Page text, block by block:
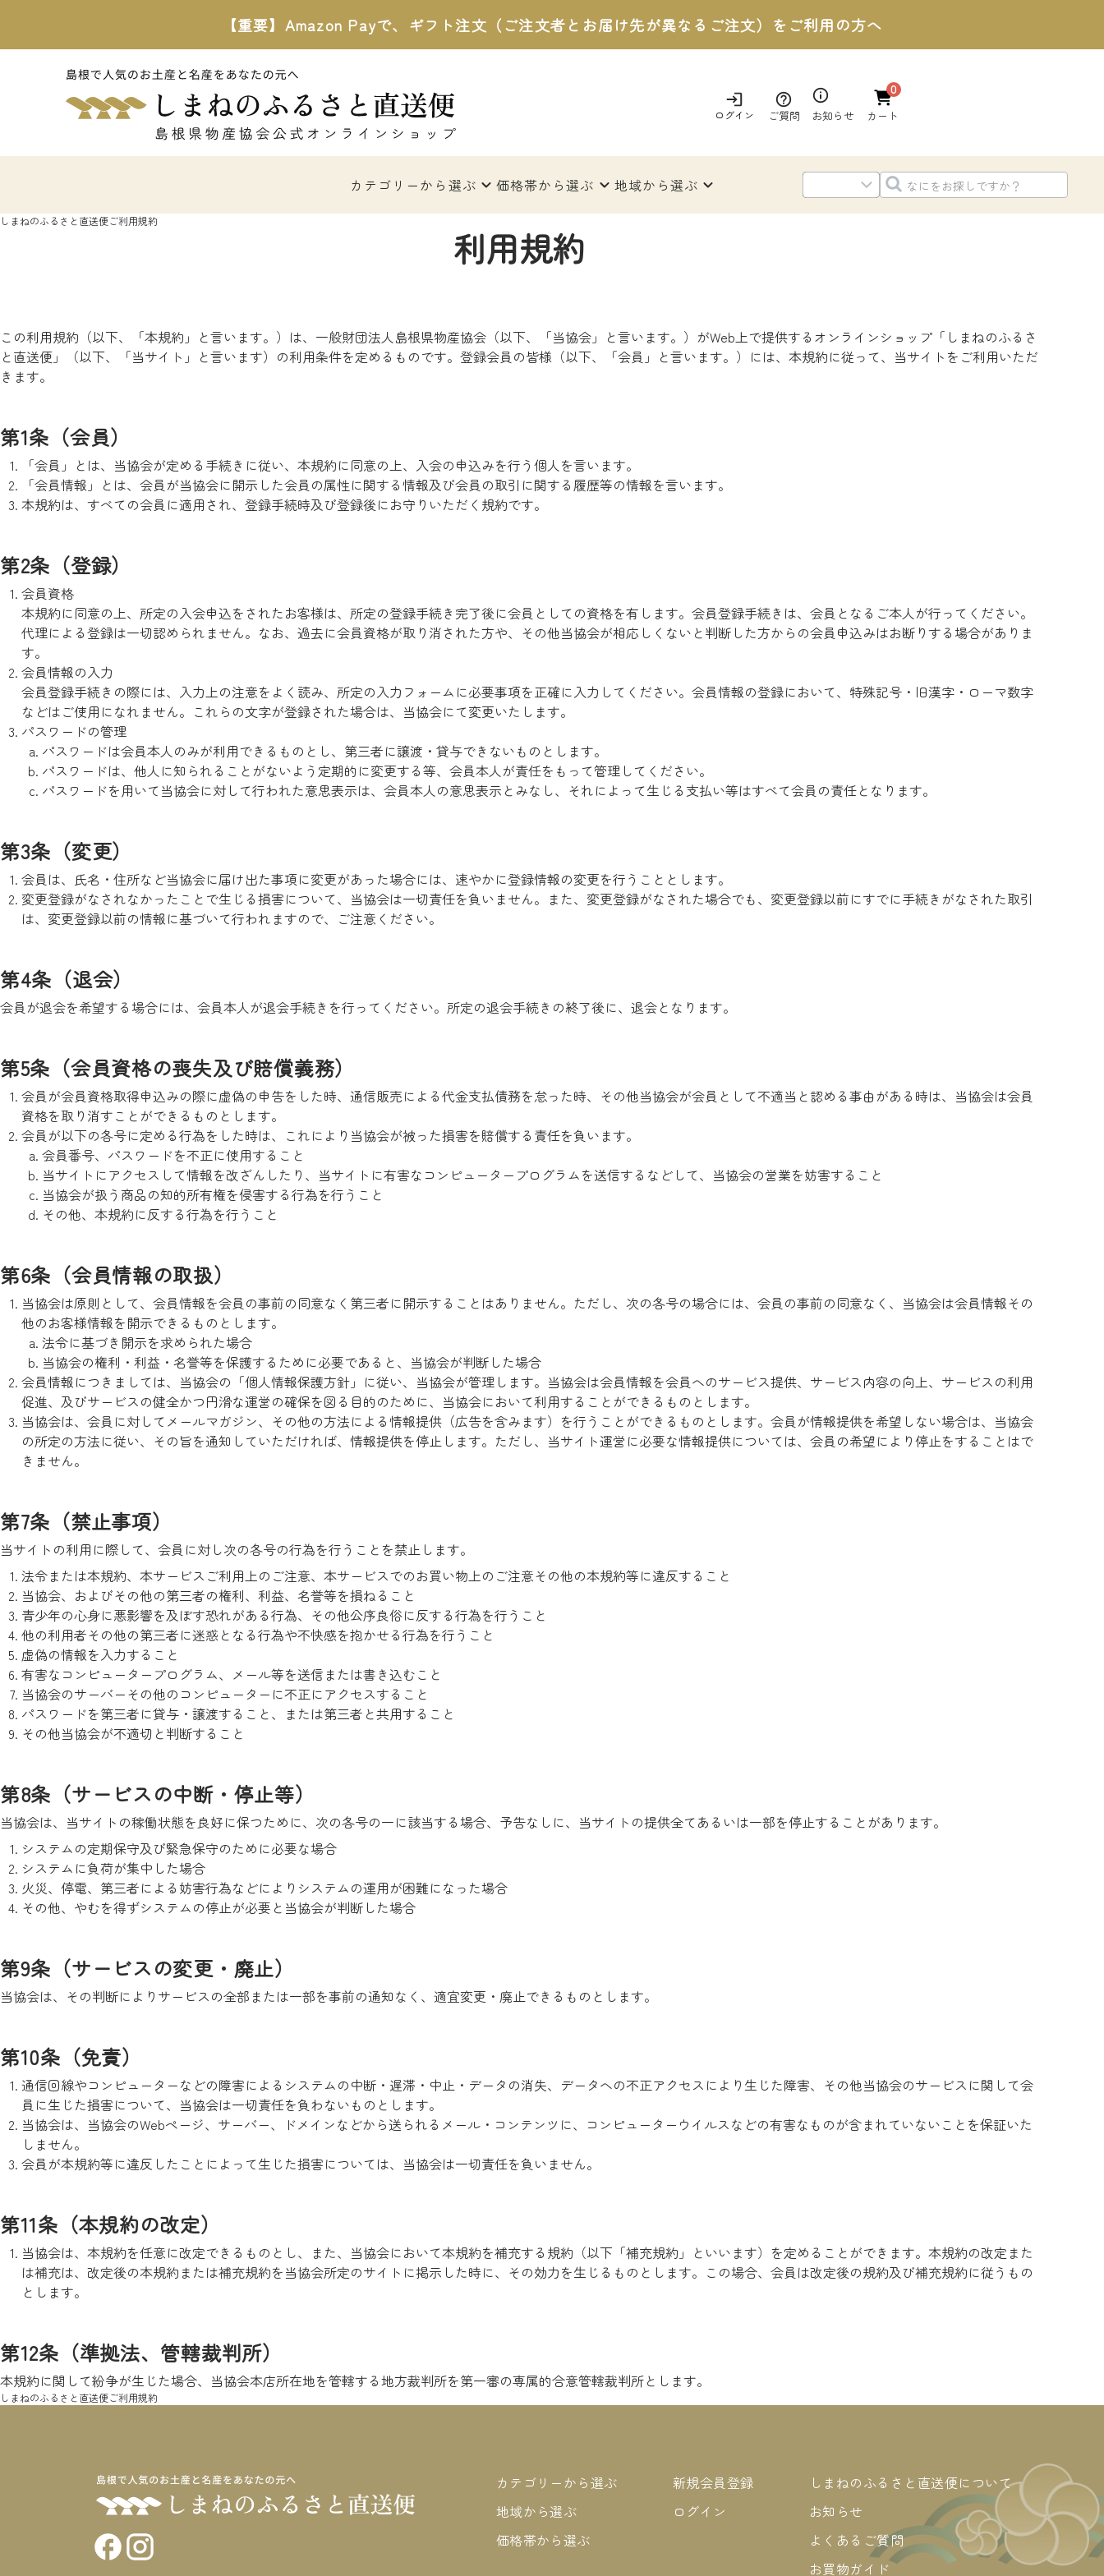
【重要】Amazon Payで、ギフト注文（ご注文者とお届け先が異なるご注文）をご利用の方へ
ログイン ご質問 お知らせ
0
カート
カテゴリーから選ぶ 価格帯から選ぶ 地域から選ぶ
しまねのふるさと直送便ご利用規約
利用規約
この利用規約（以下、「本規約」と言います。）は、一般財団法人島根県物産協会（以下、「当協会」と言います。）がWeb上で提供するオンラインショップ「しまねのふるさ
と直送便」（以下、「当サイト」と言います）の利用条件を定めるものです。登録会員の皆様（以下、「会員」と言います。）には、本規約に従って、当サイトをご利用いただ
きます。
第1条（会員）
「会員」とは、当協会が定める手続きに従い、本規約に同意の上、入会の申込みを行う個人を言います。
「会員情報」とは、会員が当協会に開示した会員の属性に関する情報及び会員の取引に関する履歴等の情報を言います。
本規約は、すべての会員に適用され、登録手続時及び登録後にお守りいただく規約です。
第2条（登録）
会員資格
本規約に同意の上、所定の入会申込をされたお客様は、所定の登録手続き完了後に会員としての資格を有します。会員登録手続きは、会員となるご本人が行ってください。
代理による登録は一切認められません。なお、過去に会員資格が取り消された方や、その他当協会が相応しくないと判断した方からの会員申込みはお断りする場合がありま
す。
会員情報の入力
会員登録手続きの際には、入力上の注意をよく読み、所定の入力フォームに必要事項を正確に入力してください。会員情報の登録において、特殊記号・旧漢字・ローマ数字
などはご使用になれません。これらの文字が登録された場合は、当協会にて変更いたします。
パスワードの管理
パスワードは会員本人のみが利用できるものとし、第三者に譲渡・貸与できないものとします。
パスワードは、他人に知られることがないよう定期的に変更する等、会員本人が責任をもって管理してください。
パスワードを用いて当協会に対して行われた意思表示は、会員本人の意思表示とみなし、それによって生じる支払い等はすべて会員の責任となります。
第3条（変更）
会員は、氏名・住所など当協会に届け出た事項に変更があった場合には、速やかに登録情報の変更を行うこととします。
変更登録がなされなかったことで生じる損害について、当協会は一切責任を負いません。また、変更登録がなされた場合でも、変更登録以前にすでに手続きがなされた取引
は、変更登録以前の情報に基づいて行われますので、ご注意ください。
第4条（退会）
会員が退会を希望する場合には、会員本人が退会手続きを行ってください。所定の退会手続きの終了後に、退会となります。
第5条（会員資格の喪失及び賠償義務）
会員が会員資格取得申込みの際に虚偽の申告をした時、通信販売による代金支払債務を怠った時、その他当協会が会員として不適当と認める事由がある時は、当協会は会員
資格を取り消すことができるものとします。
会員が以下の各号に定める行為をした時は、これにより当協会が被った損害を賠償する責任を負います。
会員番号、パスワードを不正に使用すること
当サイトにアクセスして情報を改ざんしたり、当サイトに有害なコンピュータープログラムを送信するなどして、当協会の営業を妨害すること
当協会が扱う商品の知的所有権を侵害する行為を行うこと
その他、本規約に反する行為を行うこと
第6条（会員情報の取扱）
当協会は原則として、会員情報を会員の事前の同意なく第三者に開示することはありません。ただし、次の各号の場合には、会員の事前の同意なく、当協会は会員情報その
他のお客様情報を開示できるものとします。
法令に基づき開示を求められた場合
当協会の権利・利益・名誉等を保護するために必要であると、当協会が判断した場合
会員情報につきましては、当協会の「個人情報保護方針」に従い、当協会が管理します。当協会は会員情報を会員へのサービス提供、サービス内容の向上、サービスの利用
促進、及びサービスの健全かつ円滑な運営の確保を図る目的のために、当協会において利用することができるものとします。
当協会は、会員に対してメールマガジン、その他の方法による情報提供（広告を含みます）を行うことができるものとします。会員が情報提供を希望しない場合は、当協会
の所定の方法に従い、その旨を通知していただければ、情報提供を停止します。ただし、当サイト運営に必要な情報提供については、会員の希望により停止をすることはで
きません。
第7条（禁止事項）
当サイトの利用に際して、会員に対し次の各号の行為を行うことを禁止します。
法令または本規約、本サービスご利用上のご注意、本サービスでのお買い物上のご注意その他の本規約等に違反すること
当協会、およびその他の第三者の権利、利益、名誉等を損ねること
青少年の心身に悪影響を及ぼす恐れがある行為、その他公序良俗に反する行為を行うこと
他の利用者その他の第三者に迷惑となる行為や不快感を抱かせる行為を行うこと
虚偽の情報を入力すること
有害なコンピュータープログラム、メール等を送信または書き込むこと
当協会のサーバーその他のコンピューターに不正にアクセスすること
パスワードを第三者に貸与・譲渡すること、または第三者と共用すること
その他当協会が不適切と判断すること
第8条（サービスの中断・停止等）
当協会は、当サイトの稼働状態を良好に保つために、次の各号の一に該当する場合、予告なしに、当サイトの提供全てあるいは一部を停止することがあります。
システムの定期保守及び緊急保守のために必要な場合
システムに負荷が集中した場合
火災、停電、第三者による妨害行為などによりシステムの運用が困難になった場合
その他、やむを得ずシステムの停止が必要と当協会が判断した場合
第9条（サービスの変更・廃止）
当協会は、その判断によりサービスの全部または一部を事前の通知なく、適宜変更・廃止できるものとします。
第10条（免責）
通信回線やコンピューターなどの障害によるシステムの中断・遅滞・中止・データの消失、データへの不正アクセスにより生じた障害、その他当協会のサービスに関して会
員に生じた損害について、当協会は一切責任を負わないものとします。
当協会は、当協会のWebページ、サーバー、ドメインなどから送られるメール・コンテンツに、コンピューターウイルスなどの有害なものが含まれていないことを保証いた
しません。
会員が本規約等に違反したことによって生じた損害については、当協会は一切責任を負いません。
第11条（本規約の改定）
当協会は、本規約を任意に改定できるものとし、また、当協会において本規約を補充する規約（以下「補充規約」といいます）を定めることができます。本規約の改定また
は補充は、改定後の本規約または補充規約を当協会所定のサイトに掲示した時に、その効力を生じるものとします。この場合、会員は改定後の規約及び補充規約に従うもの
とします。
第12条（準拠法、管轄裁判所）
本規約に関して紛争が生じた場合、当協会本店所在地を管轄する地方裁判所を第一審の専属的合意管轄裁判所とします。
しまねのふるさと直送便ご利用規約
カテゴリーから選ぶ
地域から選ぶ
価格帯から選ぶ
新規会員登録
ログイン
しまねのふるさと直送便について
お知らせ
よくあるご質問
お買物ガイド